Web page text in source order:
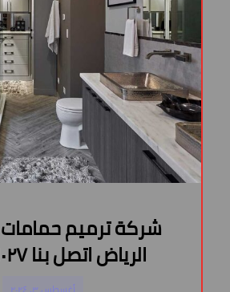
شركة ترميم
الرياض اتصل بنا ٠٥٠٦٢٧٦٠٢٧